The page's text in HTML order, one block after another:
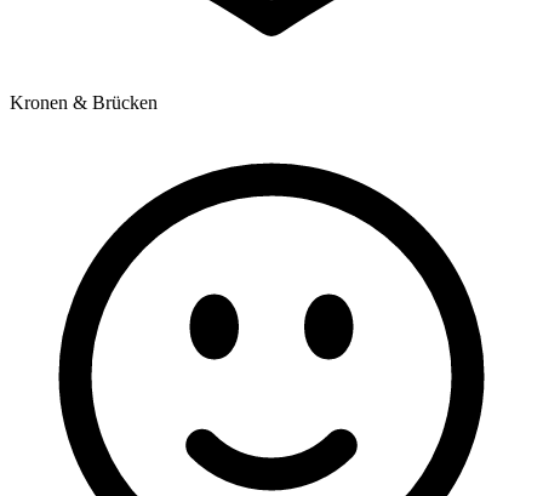
Kronen & Brücken